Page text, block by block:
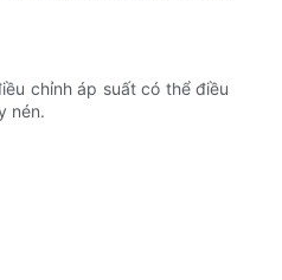
chỉnh áp suất có thể điều
nén.